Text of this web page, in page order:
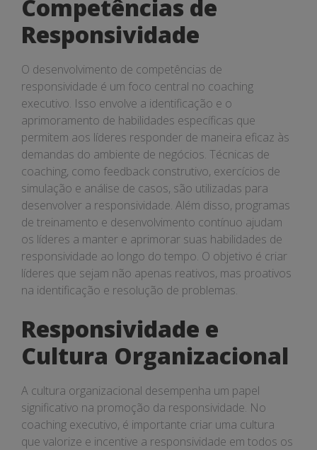
Competências de
Responsividade
O desenvolvimento de competências de
responsividade é um foco central no coaching
executivo. Isso envolve a identificação e o
aprimoramento de habilidades específicas que
permitem aos líderes responder de maneira eficaz às
demandas do ambiente de negócios. Técnicas de
coaching, como feedback construtivo, exercícios de
simulação e análise de casos, são utilizadas para
desenvolver a responsividade. Além disso, programas
de treinamento e desenvolvimento contínuo ajudam
os líderes a manter e aprimorar suas habilidades de
responsividade ao longo do tempo. O objetivo é criar
líderes que sejam não apenas reativos, mas proativos
na identificação e resolução de problemas.
Responsividade e
Cultura Organizacional
A cultura organizacional desempenha um papel
significativo na promoção da responsividade. No
coaching executivo, é importante criar uma cultura
que valorize e incentive a responsividade em todos os